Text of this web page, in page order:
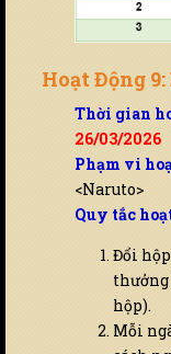
Hoạt Động
Thời gian
26/03/2026
Phạm vi
<Naruto>
Quy tắc
Đổi
hộp).
Mỗi